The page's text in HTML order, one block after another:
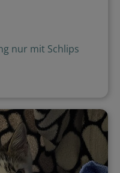
nur mit Schlips